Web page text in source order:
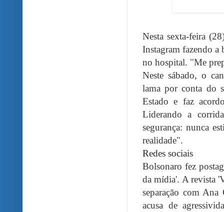
Nesta sexta-feira
Instagram fazendo a
no hospital. "Me
Neste sábado, o
lama por conta do
Estado e faz
Liderando a
segurança: nunca
realidade".
Redes sociais
Bolsonaro fez
da mídia'. A revista
separação com
acusa de